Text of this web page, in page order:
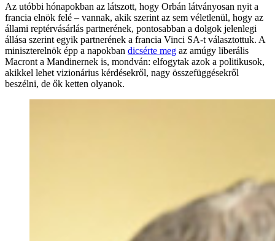
Az utóbbi hónapokban az látszott, hogy Orbán látványosan nyit a
francia elnök felé – vannak, akik szerint az sem véletlenül, hogy az
állami reptérvásárlás partnerének, pontosabban a dolgok jelenlegi
állása szerint egyik partnerének a francia Vinci SA-t választottuk. A
miniszterelnök épp a napokban dicsérte meg az amúgy liberális
Macront a Mandinernek is, mondván: elfogytak azok a politikusok,
akikkel lehet vizionárius kérdésekről, nagy összefüggésekről
beszélni, de ők ketten olyanok.